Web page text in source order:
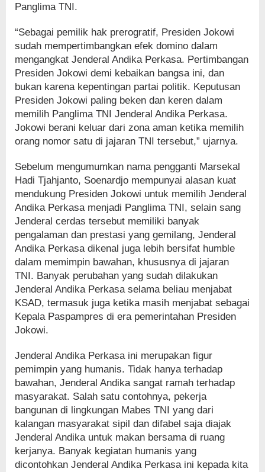
Panglima TNI.
“Sebagai pemilik hak prerogratif, Presiden Jokowi
sudah mempertimbangkan efek domino dalam
mengangkat Jenderal Andika Perkasa. Pertimbangan
Presiden Jokowi demi kebaikan bangsa ini, dan
bukan karena kepentingan partai politik. Keputusan
Presiden Jokowi paling beken dan keren dalam
memilih Panglima TNI Jenderal Andika Perkasa.
Jokowi berani keluar dari zona aman ketika memilih
orang nomor satu di jajaran TNI tersebut,” ujarnya.
Sebelum mengumumkan nama pengganti Marsekal
Hadi Tjahjanto, Soenardjo mempunyai alasan kuat
mendukung Presiden Jokowi untuk memilih Jenderal
Andika Perkasa menjadi Panglima TNI, selain sang
Jenderal cerdas tersebut memiliki banyak
pengalaman dan prestasi yang gemilang, Jenderal
Andika Perkasa dikenal juga lebih bersifat humble
dalam memimpin bawahan, khususnya di jajaran
TNI. Banyak perubahan yang sudah dilakukan
Jenderal Andika Perkasa selama beliau menjabat
KSAD, termasuk juga ketika masih menjabat sebagai
Kepala Paspampres di era pemerintahan Presiden
Jokowi.
Jenderal Andika Perkasa ini merupakan figur
pemimpin yang humanis. Tidak hanya terhadap
bawahan, Jenderal Andika sangat ramah terhadap
masyarakat. Salah satu contohnya, pekerja
bangunan di lingkungan Mabes TNI yang dari
kalangan masyarakat sipil dan difabel saja diajak
Jenderal Andika untuk makan bersama di ruang
kerjanya. Banyak kegiatan humanis yang
dicontohkan Jenderal Andika Perkasa ini kepada kita